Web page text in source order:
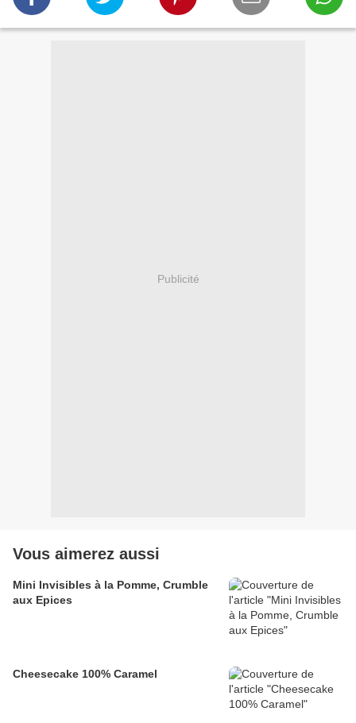
Publicité
Vous aimerez aussi
Mini Invisibles à la Pomme, Crumble
aux Epices
Cheesecake 100% Caramel